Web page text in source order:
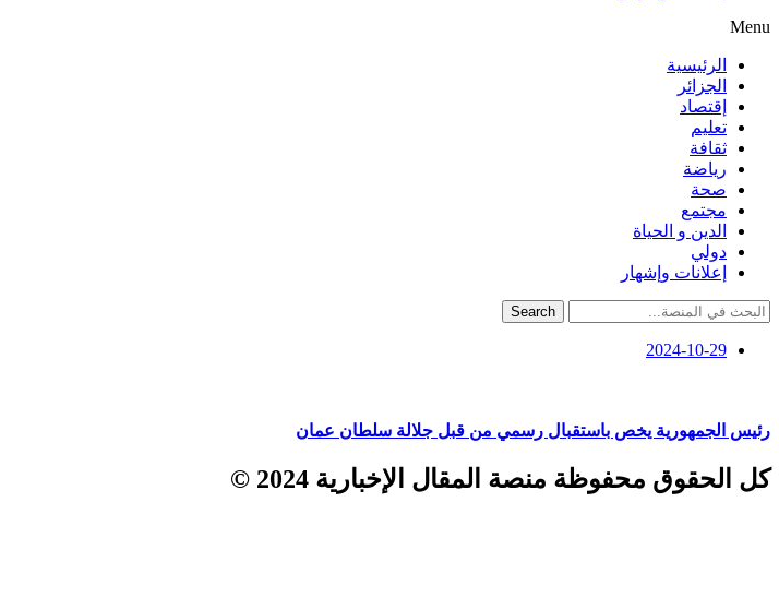
Menu
الرئيسية
الجزائر
إقتصاد
تعليم
ثقافة
رياضة
صحة
مجتمع
الدين و الحياة
دولي
إعلانات وإشهار
Search
2024-10-29
رئيس الجمهورية يخص باستقبال رسمي من قبل جلالة سلطان عمان
كل الحقوق محفوظة منصة المقال الإخبارية 2024 ©